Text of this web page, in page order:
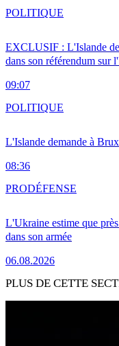
EXCLUSIF : L'Islande
dans son référendum sur
09:07
POLITIQUE
L'Islande demande à
08:36
POLITIQUE
L'Ukraine estime que
dans son armée
06.08.2026
PRODÉFENSE
PLUS DE CETTE